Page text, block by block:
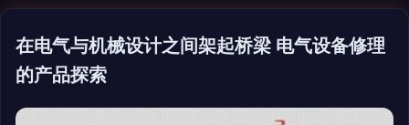
在电气与机械设计之间架起桥梁 电气设备修理
的产品探索